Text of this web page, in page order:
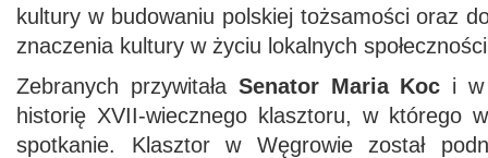
kultury w budowaniu polskiej tożsamości oraz
znaczenia kultury w życiu lokalnych
Zebranych przywitała Senator Maria Koc i w
historię XVII-wiecznego klasztoru, w którego
spotkanie. Klasztor w Węgrowie został